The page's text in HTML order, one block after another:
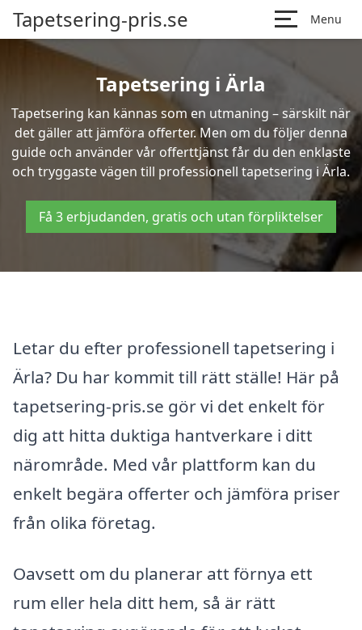
Tapetsering-pris.se Menu
Tapetsering i Ärla
Tapetsering kan kännas som en utmaning – särskilt när
det gäller att jämföra offerter. Men om du följer denna
guide och använder vår offerttjänst får du den enklaste
och tryggaste vägen till professionell tapetsering i Ärla.
Få 3 erbjudanden, gratis och utan förpliktelser
Letar du efter professionell tapetsering i
Ärla? Du har kommit till rätt ställe! Här på
tapetsering-pris.se gör vi det enkelt för
dig att hitta duktiga hantverkare i ditt
närområde. Med vår plattform kan du
enkelt begära offerter och jämföra priser
från olika företag.
Oavsett om du planerar att förnya ett
rum eller hela ditt hem, så är rätt